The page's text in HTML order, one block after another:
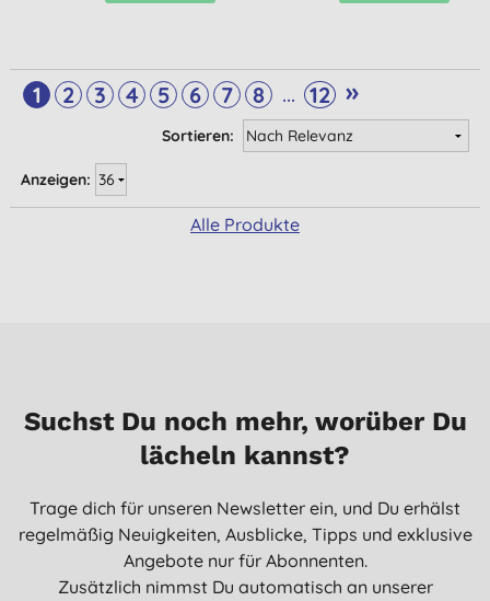
1 2 3 4 5 6 7 8 ... 12 »
Sortieren:
Anzeigen:
Alle Produkte
Suchst Du noch mehr, worüber Du
lächeln kannst?
Trage dich für unseren Newsletter ein, und Du erhälst
regelmäßig Neuigkeiten, Ausblicke, Tipps und exklusive
Angebote nur für Abonnenten.
Zusätzlich nimmst Du automatisch an unserer